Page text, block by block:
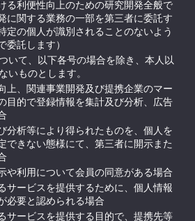
る利便性向上のための研究開発全般で
に関する業務の一部を第三者に委託す
定の個人が識別されることのないよう
委託します）
いて、以下各号の場合を除き、本人以
いものとします。
上、関連事業開発及び提携企業のマー
目的で登録情報を集計及び分析、広告
分析等により得られたものを、個人を
できない態様にて、第三者に開示また
や利用について会員の同意がある場合
サービスを提供するために、個人情報
必要と認められる場合
サービスを提供する目的で、提携先等